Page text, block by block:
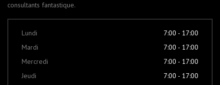
consultants fantastique.
Lundi
7:00 - 17:00
Mardi
7:00 - 17:00
Mercredi
7:00 - 17:00
Jeudi
7:00 - 17:00